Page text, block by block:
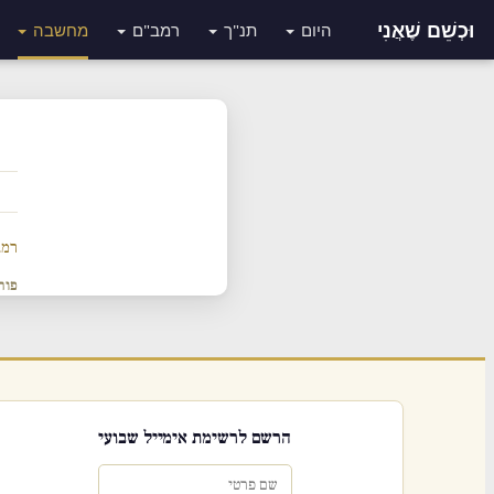
וּכְשֵׁם שֶׁאֲנִי היום תנ"ך רמב"ם מחשבה
הרשם לרשימת אימייל שבועי